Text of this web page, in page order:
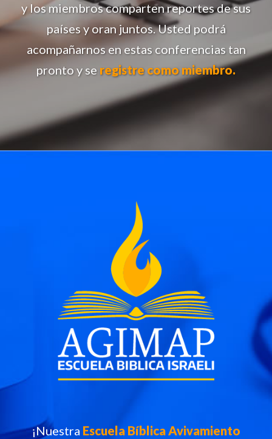
y los miembros comparten reportes de sus
países y oran juntos. Usted podrá
acompañarnos en estas conferencias tan
pronto y se registre como miembro.
¡Nuestra Escuela Bíblica Avivamiento